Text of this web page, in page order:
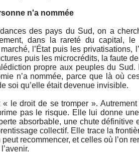
n'a nommée
des pays du Sud, on a
dans la rareté du capital,
l’État puis les privatisations,
puis les microcrédits, la faute
propre aux peuples du
n’a nommée, parce que là où
soi qu’elle était devenue invisible.
« le droit de se tromper ».
pas le risque. Elle lui donne
absorbable, une chute définitive
collectif. Elle trace la
peut recommencer, et celles où l’on